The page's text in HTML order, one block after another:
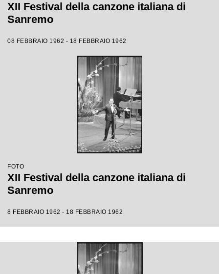
XII Festival della canzone italiana di
Sanremo
08 FEBBRAIO 1962 - 18 FEBBRAIO 1962
FOTO
XII Festival della canzone italiana di
Sanremo
8 FEBBRAIO 1962 - 18 FEBBRAIO 1962